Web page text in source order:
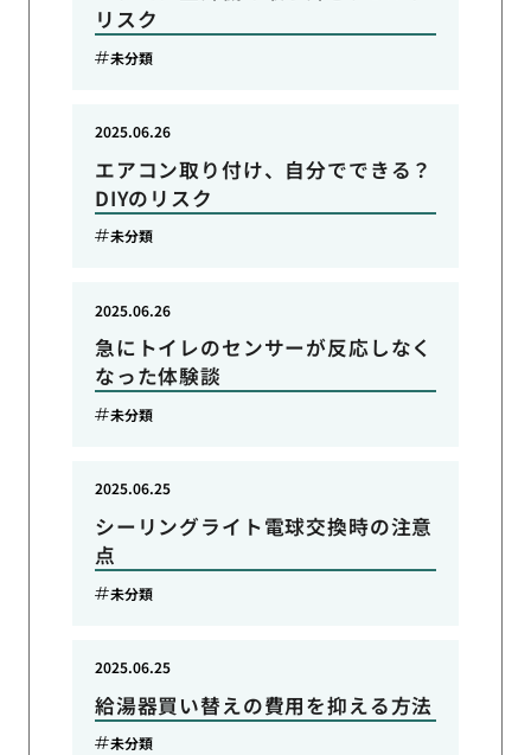
リスク
未分類
エアコン取り付け、自分でできる？
DIYのリスク
2025.06.26
未分類
急にトイレのセンサーが反応しなく
なった体験談
2025.06.26
未分類
シーリングライト電球交換時の注意
点
2025.06.25
未分類
給湯器買い替えの費用を抑える方法
2025.06.25
未分類